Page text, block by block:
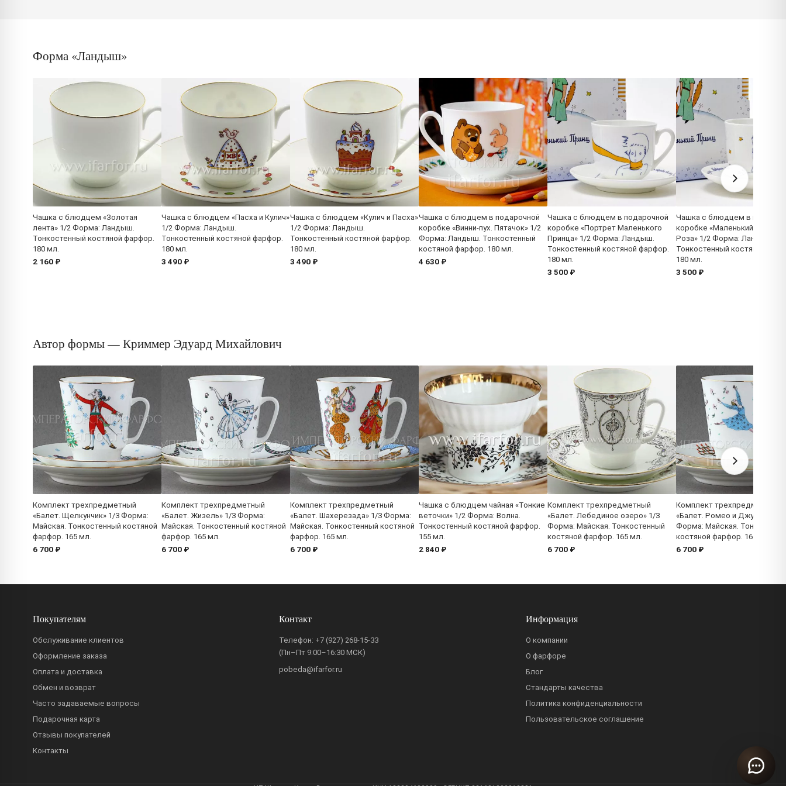
Форма «Ландыш»
Чашка с блюдцем «Золотая
лента» 1/2 Форма: Ландыш.
Тонкостенный костяной фарфор.
180 мл.
2 160 ₽
Чашка с блюдцем «Пасха и Кулич»
1/2 Форма: Ландыш.
Тонкостенный костяной фарфор.
180 мл.
3 490 ₽
Чашка с блюдцем «Кулич и Пасха»
1/2 Форма: Ландыш.
Тонкостенный костяной фарфор.
180 мл.
3 490 ₽
Чашка с блюдцем в подарочной
коробке «Винни-пух. Пятачок» 1/2
Форма: Ландыш. Тонкостенный
костяной фарфор. 180 мл.
4 630 ₽
Чашка с блюдцем в подарочной
коробке «Портрет Маленького
Принца» 1/2 Форма: Ландыш.
Тонкостенный костяной фарфор.
180 мл.
3 500 ₽
Чашка с блюдцем в
коробке «Маленький Принц и
Роза» 1/2 Форма: Ландыш.
Тонкостенный костяной
180 мл.
3 500 ₽
Автор формы — Криммер Эдуард Михайлович
Комплект трехпредметный
«Балет. Щелкунчик» 1/3 Форма:
Майская. Тонкостенный костяной
фарфор. 165 мл.
6 700 ₽
Комплект трехпредметный
«Балет. Жизель» 1/3 Форма:
Майская. Тонкостенный костяной
фарфор. 165 мл.
6 700 ₽
Комплект трехпредметный
«Балет. Шахерезада» 1/3 Форма:
Майская. Тонкостенный костяной
фарфор. 165 мл.
6 700 ₽
Чашка с блюдцем чайная «Тонкие
веточки» 1/2 Форма: Волна.
Тонкостенный костяной фарфор.
155 мл.
2 840 ₽
Комплект трехпредметный
«Балет. Лебединое озеро» 1/3
Форма: Майская. Тонкостенный
костяной фарфор. 165 мл.
6 700 ₽
Комплект трехпредметный
«Балет. Ромео и Джульетта»
Форма: Майская.
костяной фарфор. 165 мл.
6 700 ₽
Покупателям
Обслуживание клиентов
Оформление заказа
Оплата и доставка
Обмен и возврат
Часто задаваемые вопросы
Подарочная карта
Отзывы покупателей
Контакты
Контакт
Телефон: +7 (927) 268-15-33
(Пн–Пт 9:00–16:30 МСК)
pobeda@ifarfor.ru
Информация
О компании
О фарфоре
Блог
Стандарты качества
Политика конфиденциальности
Пользовательское соглашение